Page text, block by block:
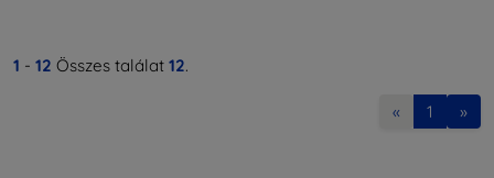
1 - 12 Összes találat 12.
« 1 »